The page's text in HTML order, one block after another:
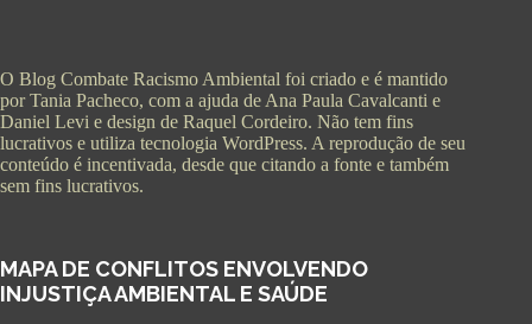
O Blog Combate Racismo Ambiental foi criado e é mantido
por Tania Pacheco, com a ajuda de Ana Paula Cavalcanti e
Daniel Levi e design de Raquel Cordeiro. Não tem fins
lucrativos e utiliza tecnologia WordPress. A reprodução de seu
conteúdo é incentivada, desde que citando a fonte e também
sem fins lucrativos.
MAPA DE CONFLITOS ENVOLVENDO
INJUSTIÇA AMBIENTAL E SAÚDE